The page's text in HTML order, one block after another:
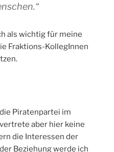
als wichtig für meine
Fraktions-KollegInnen
Piratenpartei im
aber hier keine
die Interessen der
Beziehung werde ich